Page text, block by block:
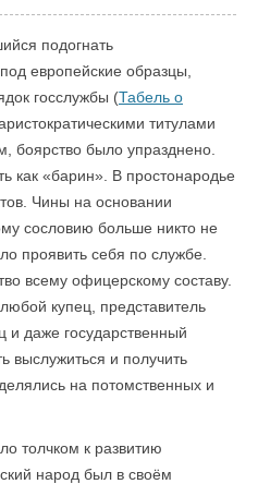
подогнать
европейские образцы,
госслужбы (Табель о
титулами
боярство было упразднено.
как «барин». В простонародье
Чины на основании
сословию больше никто не
проявить себя по службе.
всему офицерскому составу.
купец, представитель
и даже государственный
выслужиться и получить
на потомственных и
толчком к развитию
народ был в своём